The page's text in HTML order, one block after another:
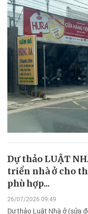
Dự thảo LUẬT
triển nhà ở cho
phù hợp...
26/07/2026 09:49
Dự thảo Luật Nhà ở (sửa